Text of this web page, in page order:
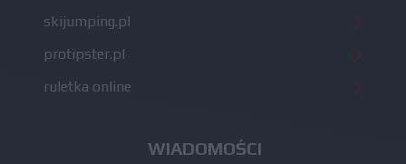
skijumping.pl
protipster.pl
ruletka online
WIADOMOŚCI